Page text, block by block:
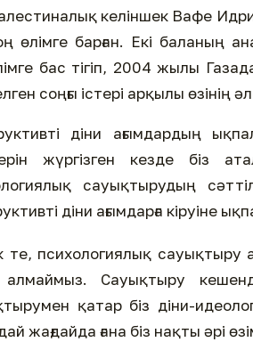
келіншек Вафе
өлімге барған. Екі баланың
бас тігіп, 2004 жылы
соңғы істері арқылы
діни ағымдардың
жүргізген кезде біз
сауықтырудың
діни ағымдарға кіруіне
те, психологиялық сауықтыру
Сауықтыру
қатар біз діни-
жағдайда ғана біз нақты әрі